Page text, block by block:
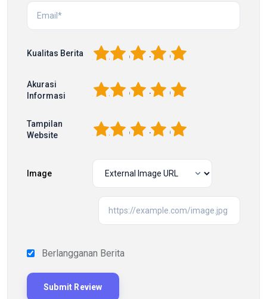
Kualitas Berita 5
4
3
2
Akurasi
Informasi
5
4
3
2
Tampilan
Website
5
4
3
2
Image
Berlangganan Berita